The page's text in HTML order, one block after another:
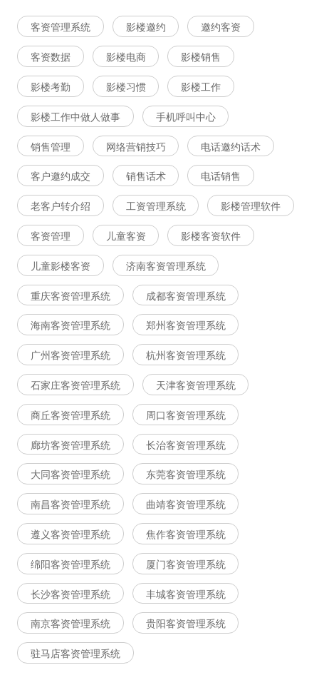
客资管理系统 影楼邀约 邀约客资
客资数据 影楼电商 影楼销售
影楼考勤 影楼习惯 影楼工作
影楼工作中做人做事 手机呼叫中心
销售管理 网络营销技巧 电话邀约话术
客户邀约成交 销售话术 电话销售
老客户转介绍 工资管理系统 影楼管理软件
客资管理 儿童客资 影楼客资软件
儿童影楼客资 济南客资管理系统
重庆客资管理系统 成都客资管理系统
海南客资管理系统 郑州客资管理系统
广州客资管理系统 杭州客资管理系统
石家庄客资管理系统 天津客资管理系统
商丘客资管理系统 周口客资管理系统
廊坊客资管理系统 长治客资管理系统
大同客资管理系统 东莞客资管理系统
南昌客资管理系统 曲靖客资管理系统
遵义客资管理系统 焦作客资管理系统
绵阳客资管理系统 厦门客资管理系统
长沙客资管理系统 丰城客资管理系统
南京客资管理系统 贵阳客资管理系统
驻马店客资管理系统